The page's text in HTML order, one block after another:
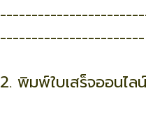
-----------------------
2. พิมพ์ใบเสร็จออนไ